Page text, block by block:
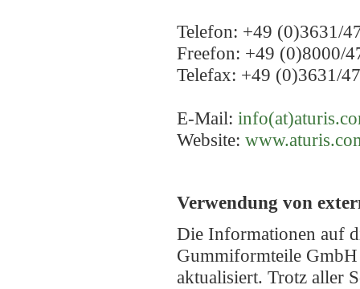
Telefon: +49 (0)3631/
Freefon: +49 (0)8000/
Telefax: +49 (0)3631/
E-Mail:
Website:
Verwendung von
Die Informationen auf
Gummiformteile
aktualisiert. Trotz aller